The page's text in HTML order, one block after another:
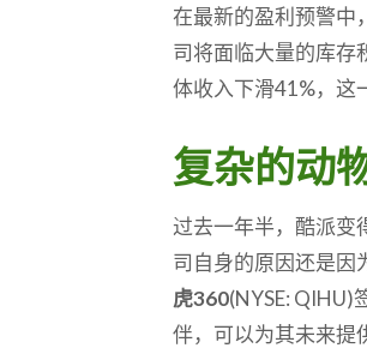
在最新的盈利预警中
司将面临大量的库存
体收入下滑41%，这
复杂的动
过去一年半，酷派变
司自身的原因还是因
虎360(NYSE: QIHU)
伴，可以为其未来提